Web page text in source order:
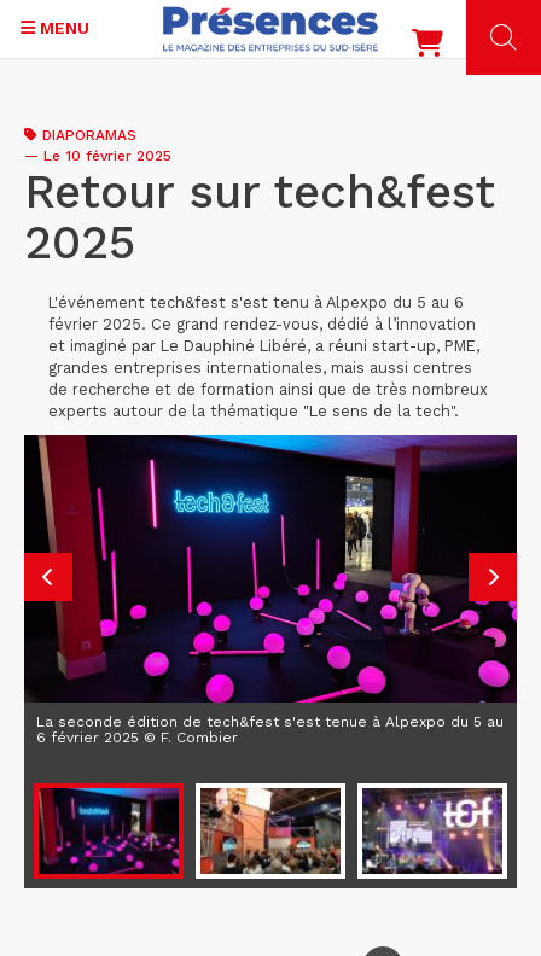
contenu
principal
MENU
DIAPORAMAS
— Le 10 février 2025
Retour sur tech&fest
2025
L'événement tech&fest s'est tenu à Alpexpo du 5 au 6
février 2025. Ce grand rendez-vous, dédié à l’innovation
et imaginé par Le Dauphiné Libéré, a réuni start-up, PME,
grandes entreprises internationales, mais aussi centres
de recherche et de formation ainsi que de très nombreux
experts autour de la thématique "Le sens de la tech".
La seconde édition de tech&fest s'est tenue à Alpexpo du 5 au
6 février 2025 © F. Combier